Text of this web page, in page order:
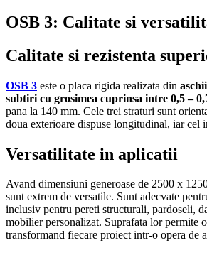
OSB 3: Calitate si
Calitate si rezistenta
OSB 3 este o placa rigida realizata din
subtiri cu grosimea cuprinsa intre 0,5 –
pana la 140 mm. Cele trei straturi sunt
doua exterioare dispuse longitudinal, iar cel
Versatilitate in aplicatii
Avand dimensiuni generoase de 2500 x
sunt extrem de versatile. Sunt adecvate
inclusiv pentru pereti structurali, pardoseli,
mobilier personalizat. Suprafata lor permite
transformand fiecare proiect intr-o opera de